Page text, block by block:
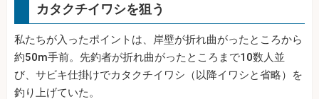
カタクチイワシを狙う
私たちが入ったポイントは、岸壁が折れ曲がったところから
約50m手前。先釣者が折れ曲がったところまで10数人並
び、サビキ仕掛けでカタクチイワシ（以降イワシと省略）を
釣り上げていた。